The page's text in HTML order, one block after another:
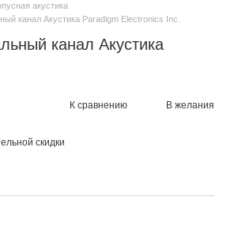
акустика
канал Акустика Paradigm Electronics Inc.
канал Акустика
К сравнению В желания
скидки